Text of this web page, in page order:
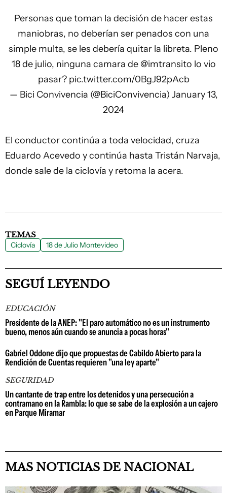
Personas que toman la decisión de hacer estas
maniobras, no deberían ser penados con una
simple multa, se les debería quitar la libreta. Pleno
18 de julio, ninguna camara de @imtransito lo vio
pasar? pic.twitter.com/0BgJ92pAcb
— Bici Convivencia (@BiciConvivencia) January 13,
2024
El conductor continúa a toda velocidad, cruza
Eduardo Acevedo y continúa hasta Tristán Narvaja,
donde sale de la ciclovía y retoma la acera.
TEMAS
Ciclovía 18 de Julio Montevideo
SEGUÍ LEYENDO
EDUCACIÓN
Presidente de la ANEP: "El paro automático no es un instrumento
bueno, menos aún cuando se anuncia a pocas horas"
Gabriel Oddone dijo que propuestas de Cabildo Abierto para la
Rendición de Cuentas requieren "una ley aparte"
SEGURIDAD
Un cantante de trap entre los detenidos y una persecución a
contramano en la Rambla: lo que se sabe de la explosión a un cajero
en Parque Miramar
MAS NOTICIAS DE NACIONAL